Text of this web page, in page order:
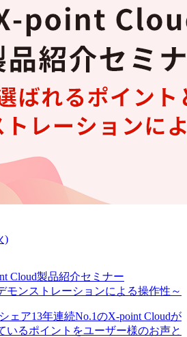
)
Cloud製品紹介セミナー
モンストレーションによる操作性～
ェア13年連続No.1のX-point Cloudが
いるポイントをユーザー様のお声と